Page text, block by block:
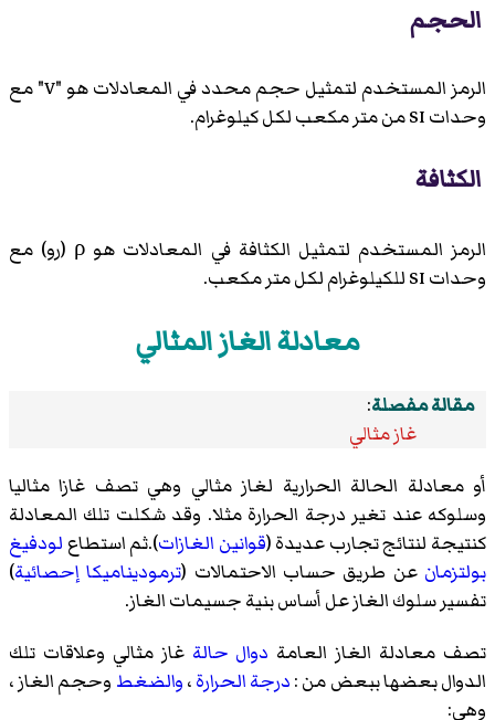
الحجم
الرمز المستخدم لتمثيل حجم محدد في المعادلات هو "V" مع
وحدات SI من متر مكعب لكل كيلوغرام.
الكثافة
الرمز المستخدم لتمثيل الكثافة في المعادلات هو ρ (رو) مع
وحدات SI للكيلوغرام لكل متر مكعب.
معادلة الغاز المثالي
مقالة مفصلة:
غاز مثالي
أو معادلة الحالة الحرارية لغاز مثالي وهي تصف غازا مثاليا
وسلوكه عند تغير درجة الحرارة مثلا. وقد شكلت تلك المعادلة
كنتيجة لنتائج تجارب عديدة (قوانين الغازات).ثم استطاع لودفيغ
بولتزمان عن طريق حساب الاحتمالات (ترموديناميكا إحصائية)
تفسير سلوك الغاز عل أساس بنية جسيمات الغاز.
تصف معادلة الغاز العامة دوال حالة غاز مثالي وعلاقات تلك
الدوال بعضها ببعض من :درجة الحرارة،والضغط وحجم الغاز ،
وهي: